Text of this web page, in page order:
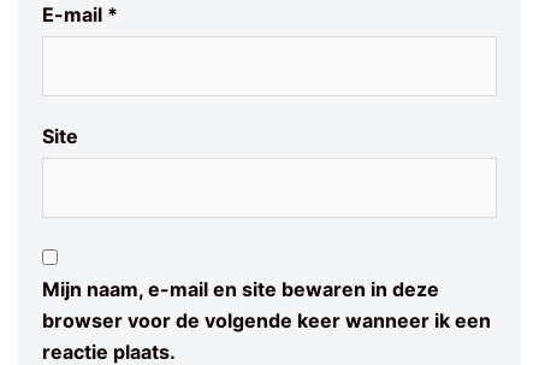
E-mail *
Site
Mijn naam, e-mail en site bewaren in deze
browser voor de volgende keer wanneer ik een
reactie plaats.